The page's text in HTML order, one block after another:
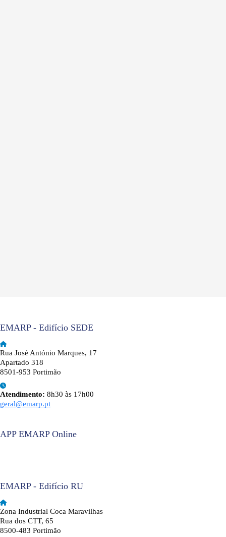
EMARP - Edifício SEDE
Rua José António Marques, 17
Apartado 318
8501-953 Portimão
Atendimento: 8h30 às 17h00
geral@emarp.pt
APP EMARP Online
EMARP - Edifício RU
Zona Industrial Coca Maravilhas
Rua dos CTT, 65
8500-483 Portimão